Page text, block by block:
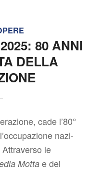
80 ANNI
DELLA
cade l’80°
nazi-
le
Mottae dei